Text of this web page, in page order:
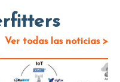
Ver todas las noticias >